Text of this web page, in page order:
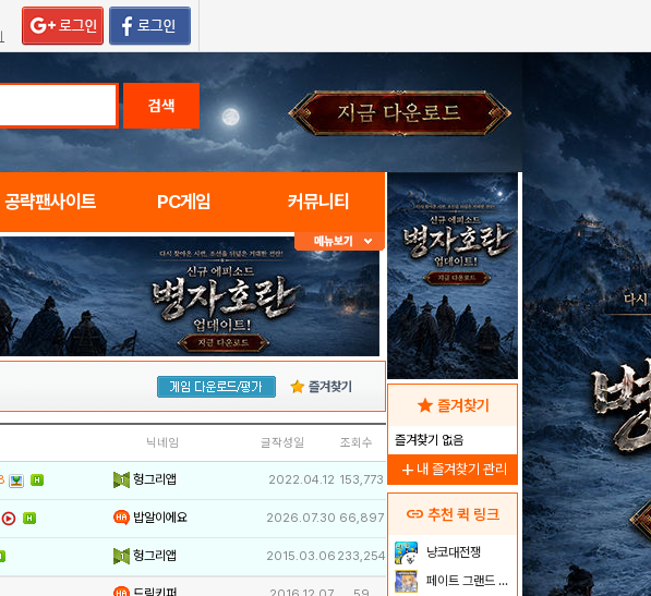
검색
공략팬사이트 PC게임 커뮤니티
즐겨찾기
닉네임 글작성일 조회수
헝그리앱 2022.04.12 153,773
밥알이에요 2026.07.30 66,897
헝그리앱 2015.03.06 233,254
star 즐겨찾기
즐겨찾기 없음
add 내 즐겨찾기 관리
link 추천 퀵 링크
냥코대전쟁
페이트 그랜드 오더